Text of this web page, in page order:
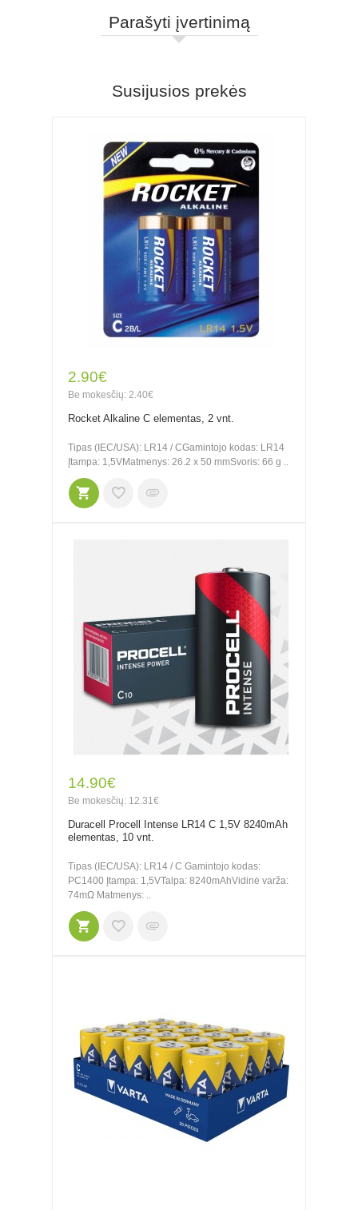
Parašyti įvertinimą
Susijusios prekės
2.90€
Be mokesčių: 2.40€
Rocket Alkaline C elementas, 2 vnt.
Tipas (IEC/USA): LR14 / CGamintojo kodas: LR14
Įtampa: 1,5VMatmenys: 26.2 x 50 mmSvoris: 66 g ..
14.90€
Be mokesčių: 12.31€
Duracell Procell Intense LR14 C 1,5V 8240mAh
elementas, 10 vnt.
Tipas (IEC/USA): LR14 / C Gamintojo kodas:
PC1400 Įtampa: 1,5VTalpa: 8240mAhVidinė varža:
74mΩ Matmenys: ..